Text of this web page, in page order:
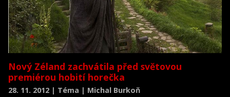
Nový Zéland zachvátila před světovou
premiérou hobití horečka
28. 11. 2012 | Téma | Michal Burkoň